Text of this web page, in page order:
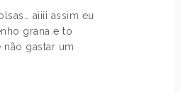
aiiii assim eu
grana e to
não gastar um